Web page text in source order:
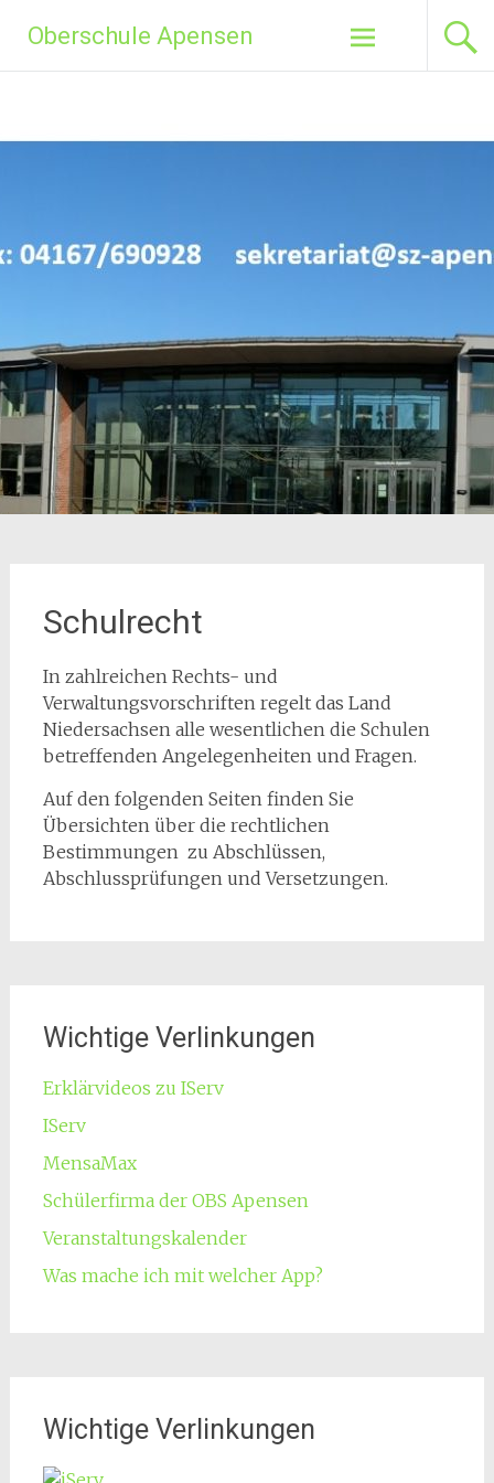
Inhalt
springen
Oberschule Apensen
Schulrecht
In zahlreichen Rechts- und
Verwaltungsvorschriften regelt das Land
Niedersachsen alle wesentlichen die Schulen
betreffenden Angelegenheiten und Fragen.
Auf den folgenden Seiten finden Sie
Übersichten über die rechtlichen
Bestimmungen zu Abschlüssen,
Abschlussprüfungen und Versetzungen.
Wichtige Verlinkungen
Erklärvideos zu IServ
IServ
MensaMax
Schülerfirma der OBS Apensen
Veranstaltungskalender
Was mache ich mit welcher App?
Wichtige Verlinkungen